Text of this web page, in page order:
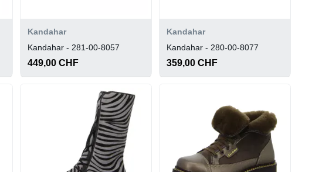
Kandahar
Kandahar - 281-00-8057
449,00 CHF
Kandahar
Kandahar - 280-00-8077
359,00 CHF